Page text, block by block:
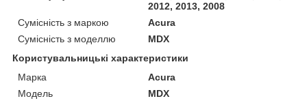
2012, 2013, 2008
Сумісність з маркою
Acura
Сумісність з моделлю
MDX
Користувальницькі характеристики
Марка
Acura
Модель
MDX